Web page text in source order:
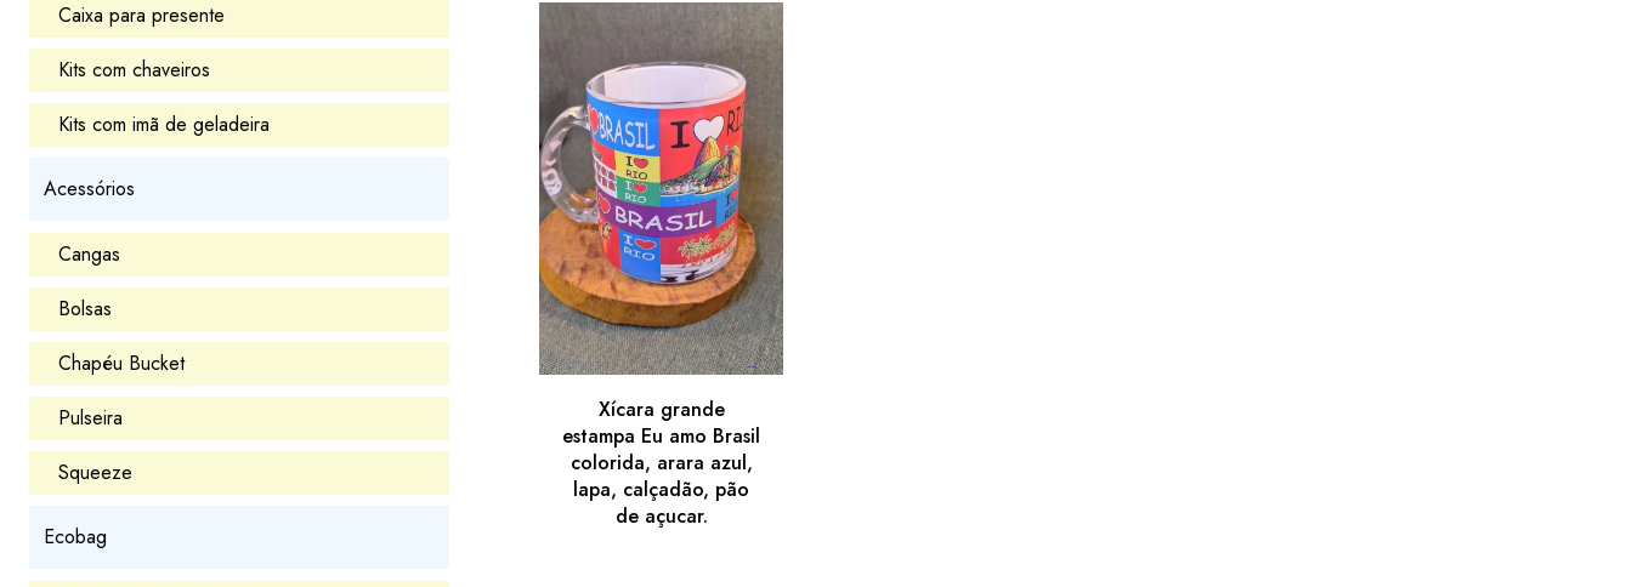
Xícara grande
estampa Eu amo Brasil
colorida, arara azul,
lapa, calçadão, pão
de açucar.
Caixa para presente
Kits com chaveiros
Kits com imã de geladeira
Acessórios
Cangas
Bolsas
Chapéu Bucket
Pulseira
Squeeze
Ecobag